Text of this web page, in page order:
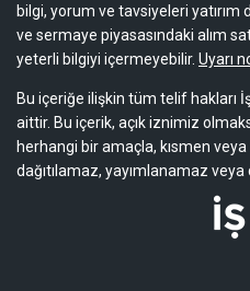
bilgi, yorum ve tavsiyeleri yatırım
ve sermaye piyasasındaki alım
yeterli bilgiyi içermeyebilir. Uyarı
Bu içeriğe ilişkin tüm telif hakları
aittir. Bu içerik, açık iznimiz
herhangi bir amaçla, kısmen
dağıtılamaz, yayımlanamaz